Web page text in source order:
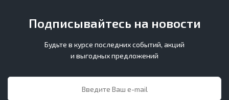
Подписывайтесь на новости
Будьте в курсе последних событий, акций
и выгодных предложений